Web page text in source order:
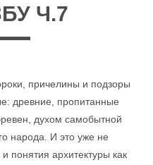
Ч.7
причелины и подзоры
древние, пропитанные
духом самобытной
народа. И это уже не
понятия архитектуры как